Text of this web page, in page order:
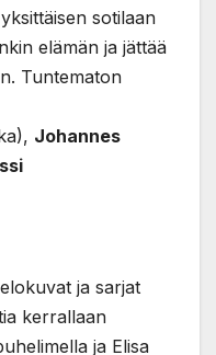
sotilaan
elämän ja jättää
Tuntematon
Johannes
ja sarjat
kerrallaan
ja Elisa